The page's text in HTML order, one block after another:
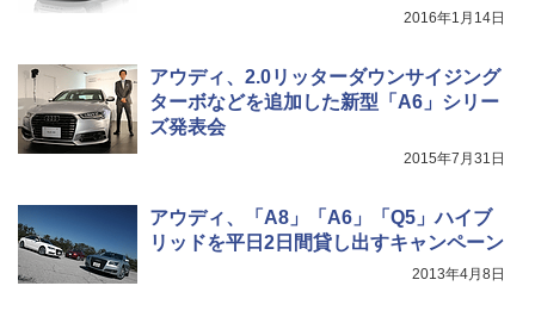
2016年1月14日
アウディ、2.0リッターダウンサイジング
ターボなどを追加した新型「A6」シリー
ズ発表会
2015年7月31日
アウディ、「A8」「A6」「Q5」ハイブ
リッドを平日2日間貸し出すキャンペーン
2013年4月8日